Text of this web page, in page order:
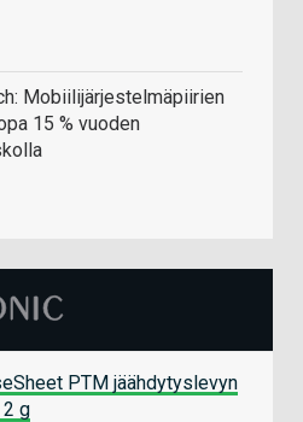
Mobiilijärjestelmäpiirien
15 % vuoden
PTM jäähdytyslevyn
g